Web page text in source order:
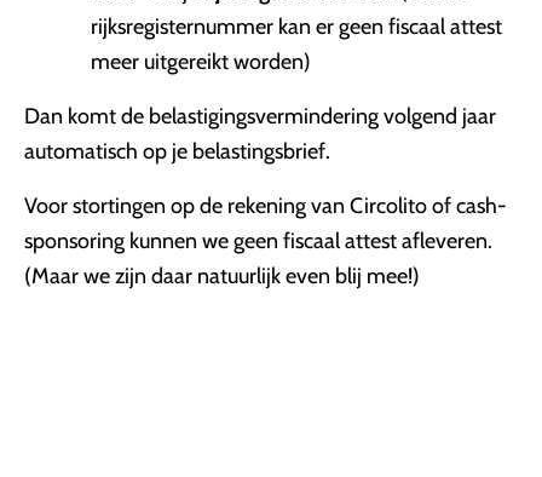
rijksregisternummer kan er geen fiscaal attest
meer uitgereikt worden)
Dan komt de belastigingsvermindering volgend jaar
automatisch op je belastingsbrief.
Voor stortingen op de rekening van Circolito of cash-
sponsoring kunnen we geen fiscaal attest afleveren.
(Maar we zijn daar natuurlijk even blij mee!)